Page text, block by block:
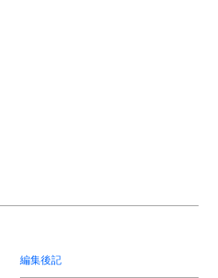
編集後記